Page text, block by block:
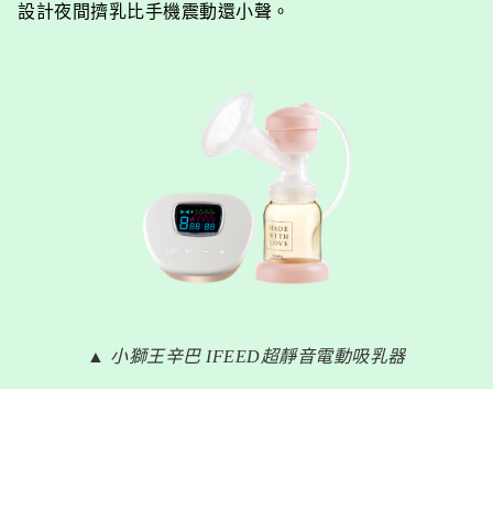
設計夜間擠乳比手機震動還小聲。
▲ 小獅王辛巴 IFEED超靜音電動吸乳器